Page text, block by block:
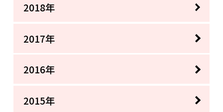
2018年
2017年
2016年
2015年